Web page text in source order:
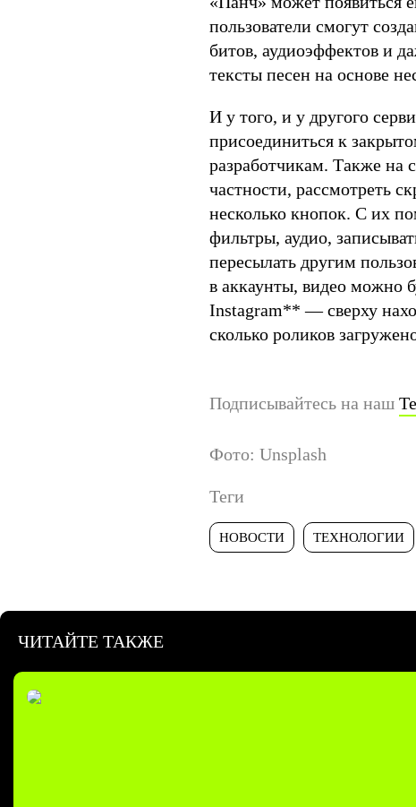
пользователи смогут
битов, аудиоэффектов и
тексты песен на основе
И у того, и у другого
присоединиться к
разработчикам. Также на
частности, рассмотреть
несколько кнопок. С их
фильтры, аудио,
пересылать другим
в аккаунты, видео можно
Instagram** — сверху
сколько роликов
Подписывайтесь на наш
Фото: Unsplash
Теги
НОВОСТИ ТЕХНОЛОГИИ
ЧИТАЙТЕ ТАКЖЕ